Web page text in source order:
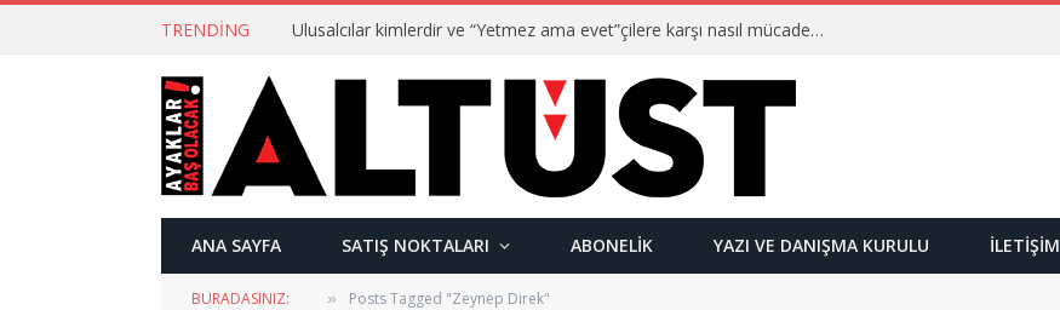
TRENDING Ulusalcılar kimlerdir ve “Yetmez ama evet”çilere karşı nasıl mücadele ederler?
ANA SAYFA SATIŞ NOKTALARI ABONELIK YAZI VE DANIŞMA KURULU İLETIŞIM
BURADASINIZ: » Posts Tagged "Zeynep Direk"